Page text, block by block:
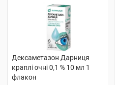
Дексаметазон Дарниця
краплі очні 0,1 % 10 мл 1
флакон